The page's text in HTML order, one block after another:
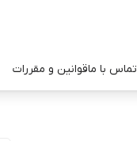
تماس با ماقوانین و مقررات